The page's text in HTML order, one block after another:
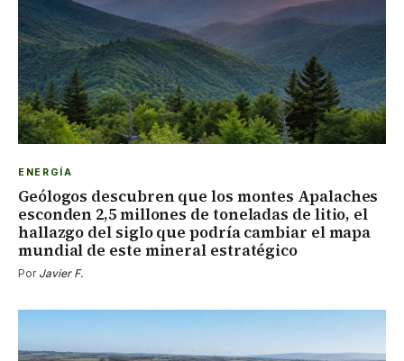
ENERGÍA
Geólogos descubren que los montes Apalaches
esconden 2,5 millones de toneladas de litio, el
hallazgo del siglo que podría cambiar el mapa
mundial de este mineral estratégico
Por Javier F.